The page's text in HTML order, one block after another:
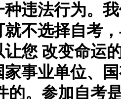
违法行为。
就不选择自考
您 改变命运
事业单位、
的。参加自考